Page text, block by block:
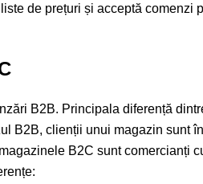
de prețuri și acceptă comenzi
B2B. Principala diferență
B2B, clienții unui magazin sunt
B2C sunt comercianți